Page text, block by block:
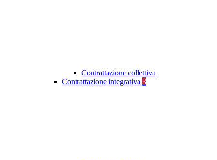
Contrattazione collettiva
Contrattazione integrativa 3